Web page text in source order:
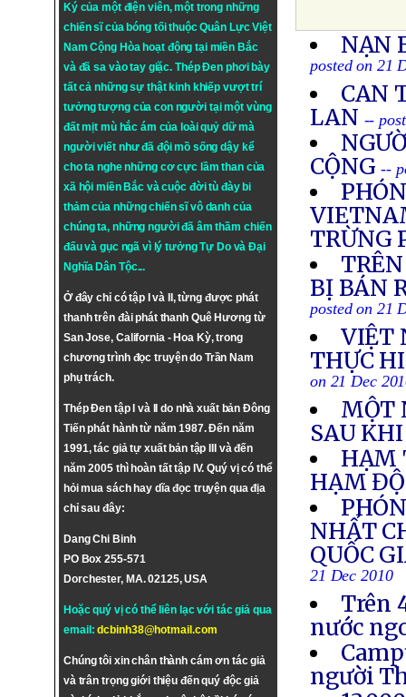
Ký của một điện viên, một trong những
chiến sĩ của bóng tối thuộc Quân Lực Việt
Nam Cộng Hòa hoạt động tại miền Bắc
và đã sa vào tay giặc. Thép Đen phơi bày
tất cả những sự thật kinh khiếp vượt trí
tưởng tượng của con người tại một vùng
đất mịt mù hắc ám của loài quỷ dữ mà
người viết như đã đội mồ sống dậy kể
cho ta nghe những cơ cực lầm than của
xã hội miền Bắc và cuộc đời tù đày bi
thảm của những chiến sĩ vô danh của
chúng ta, những người đã âm thầm chiến
đấu và gục ngã vì lý tưởngTự DovàĐại
Nghĩa Dân Tộc...
Ở đây chỉ có tập I và II, từng được phát
thanh trên đài phát thanh Quê Hương từ
San Jose, California - Hoa Kỳ, trong
chương trình đọc truyện do Trần Nam
phụ trách.
Thép Đen tập I và II do nhà xuất bản Đông
Tiến phát hành từ năm 1987. Đến năm
1991, tác giả tự xuất bản tập III và đến
năm 2005 thì hoàn tất tập IV. Quý vị có thể
hỏi mua sách hay dĩa đọc truyện qua địa
chỉ sau đây:
Dang Chi Binh
PO Box 255-571
Dorchester, MA. 02125, USA
Hoặc quý vị có thể liên lạc với tác giả qua
email:dcbinh38@hotmail.com
Chúng tôi xin chân thành cám ơn tác giả
và trân trọng giới thiệu đến quý độc giả
NẠN
posted on 21
CAN
LAN --
CỘNG --
TRỪNG
BỊ BÁN
posted on 21
VIỆT
THỰC
on 21 Dec
MỘT
SAU
HẠM
HẠM
NHẤT
QUỐC
21 Dec 2010
Trên
nước
người